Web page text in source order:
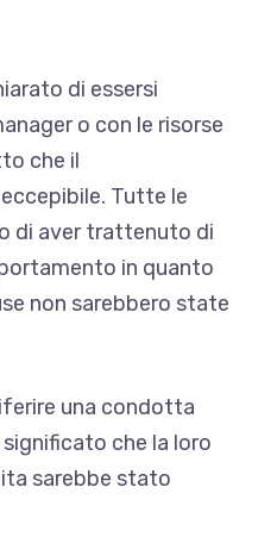
di essersi
o con le risorse
che il
Tutte le
di aver trattenuto di
in quanto
non sarebbero state
una condotta
che la loro
sarebbe stato